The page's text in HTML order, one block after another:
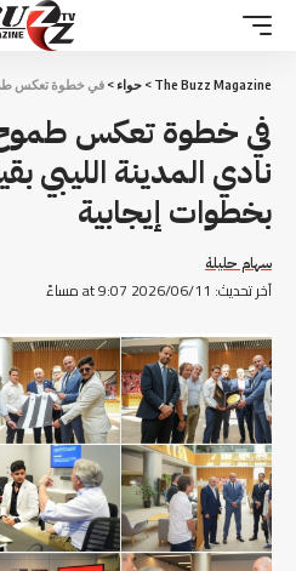
The Buzz Magazine
> حواء > في خطوة تعكس طموح
في خطوة تعكس طموح
نادي المدينة الليبي
بخطوات إيجابية
آخر تحديث: 2026/06/11 at 9:07 مساءً
سهام حليلة